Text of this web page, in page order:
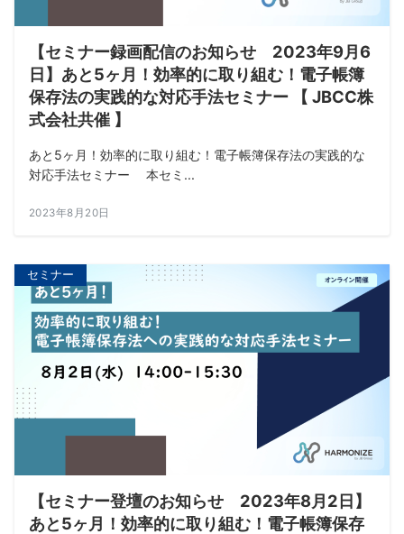
【セミナー録画配信のお知らせ 2023年9月6
日】あと5ヶ月！効率的に取り組む！電子帳簿
保存法の実践的な対応手法セミナー 【 JBCC株
式会社共催 】
あと5ヶ月！効率的に取り組む！電子帳簿保存法の実践的な
対応手法セミナー 本セミ...
2023年8月20日
セミナー
【セミナー登壇のお知らせ 2023年8月2日】
あと5ヶ月！効率的に取り組む！電子帳簿保存